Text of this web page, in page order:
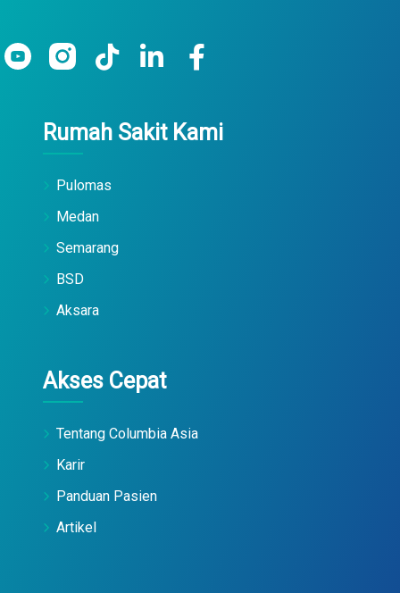
Rumah Sakit Kami
Pulomas
Medan
Semarang
BSD
Aksara
Akses Cepat
Tentang Columbia Asia
Karir
Panduan Pasien
Artikel